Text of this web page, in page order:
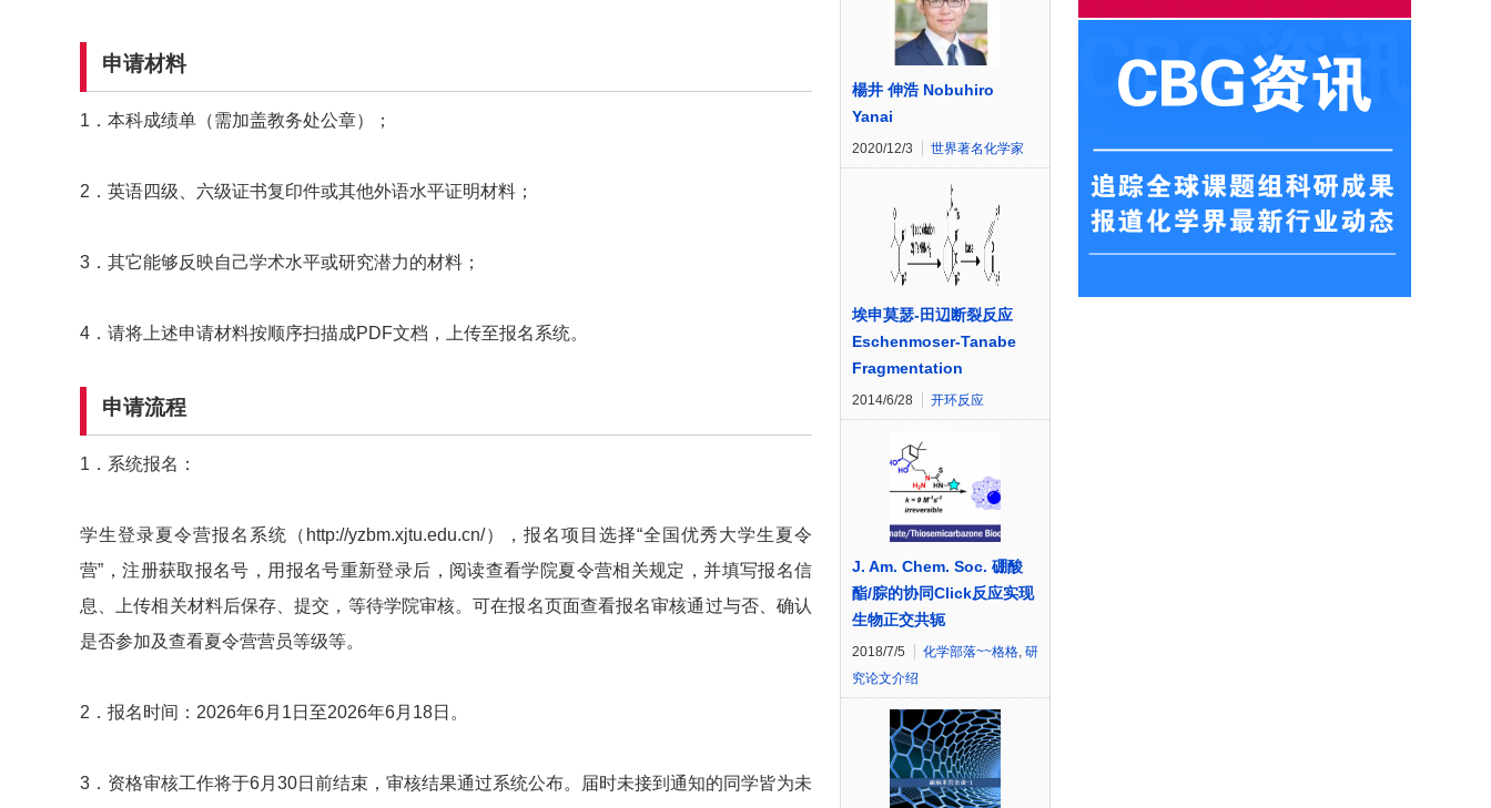
申请材料
1．本科成绩单（需加盖教务处公章）；
2．英语四级、六级证书复印件或其他外语水平证明材料；
3．其它能够反映自己学术水平或研究潜力的材料；
4．请将上述申请材料按顺序扫描成PDF文档，上传至报名系统。
申请流程
1．系统报名：
学生登录夏令营报名系统（http://yzbm.xjtu.edu.cn/），报名项目选择“全国优秀大学生夏令
营”，注册获取报名号，用报名号重新登录后，阅读查看学院夏令营相关规定，并填写报名信
息、上传相关材料后保存、提交，等待学院审核。可在报名页面查看报名审核通过与否、确认
是否参加及查看夏令营营员等级等。
2．报名时间：2026年6月1日至2026年6月18日。
3．资格审核工作将于6月30日前结束，审核结果通过系统公布。届时未接到通知的同学皆为未
楊井 伸浩 Nobuhiro
Yanai
2020/12/3 世界著名化学家
埃申莫瑟-田辺断裂反应
Eschenmoser-Tanabe
Fragmentation
2014/6/28 开环反应
J. Am. Chem. Soc. 硼酸
酯/腙的协同Click反应实现
生物正交共轭
2018/7/5 化学部落~~格格, 研
究论文介绍